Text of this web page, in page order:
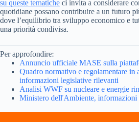
su queste tematiche ci invita a considerare
quotidiane possano contribuire a un futuro
dove l’equilibrio tra sviluppo economico e
una priorità condivisa.
Per approfondire:
Annuncio ufficiale MASE sulla
Quadro normativo e regolamentare in
informazioni legislative rilevanti
Analisi WWF su nucleare e energie
Ministero dell'Ambiente, informazioni